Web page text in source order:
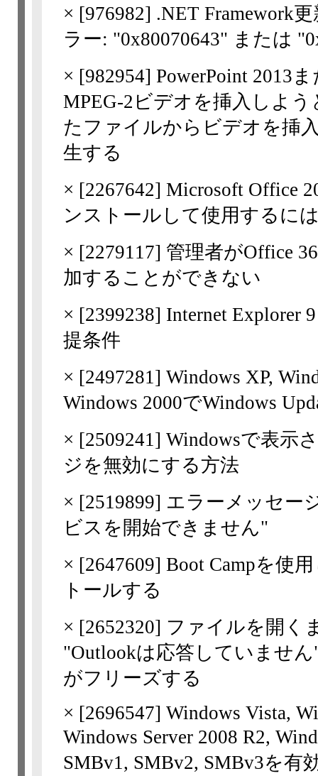
× [976982] .NET Framework
ラー: "0x80070643" または
× [982954] PowerPoint 2013
MPEG-2ビデオを挿入しよ
たファイルからビデオを挿
生する
× [2267642] Microsoft Office
ンストールして使用するに
× [2279117] 管理者がOffice
加することができない
× [2399238] Internet Explorer
提条件
× [2497281] Windows XP,
Windows 2000でWindows
× [2509241] Windowsで表示
ジを無効にする方法
× [2519899] エラーメッセー
ビスを開始できません"
× [2647609] Boot Campを使
トールする
× [2652320] ファイルを開く
"Outlookは応答していませ
がフリーズする
× [2696547] Windows Vista,
Windows Server 2008 R2,
SMBv1, SMBv2, SMBv3を有